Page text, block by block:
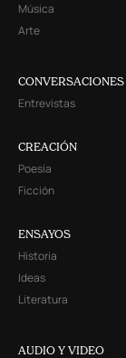
Música
Arte
CONVERSACIONES
Entrevistas
CREACIÓN
Poesía
Ficción
ENSAYOS
Historia
Ideas
Literatura
AUDIO Y VIDEO